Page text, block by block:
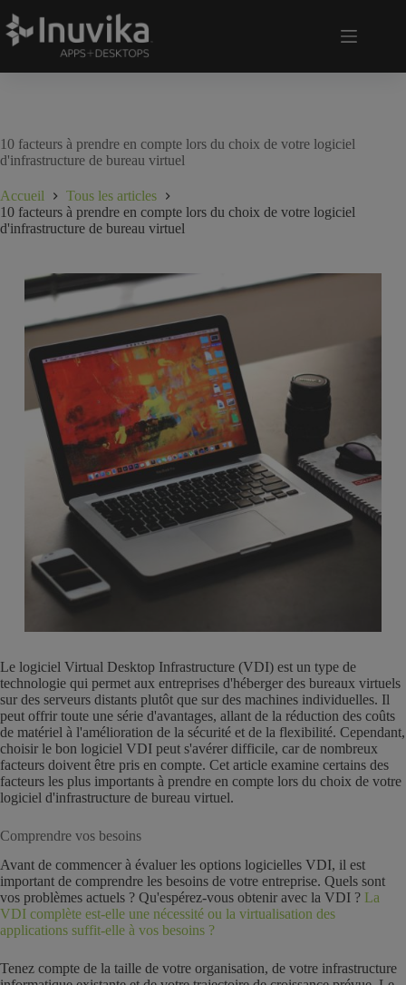
10 facteurs à prendre en compte lors du choix de votre logiciel
d'infrastructure de bureau virtuel
Accueil
Tous les articles
10 facteurs à prendre en compte lors du choix de votre logiciel
d'infrastructure de bureau virtuel
Le logiciel Virtual Desktop Infrastructure (VDI) est un type de
technologie qui permet aux entreprises d'héberger des bureaux virtuels
sur des serveurs distants plutôt que sur des machines individuelles. Il
peut offrir toute une série d'avantages, allant de la réduction des coûts
de matériel à l'amélioration de la sécurité et de la flexibilité. Cependant,
choisir le bon logiciel VDI peut s'avérer difficile, car de nombreux
facteurs doivent être pris en compte. Cet article examine certains des
facteurs les plus importants à prendre en compte lors du choix de votre
logiciel d'infrastructure de bureau virtuel.
Comprendre vos besoins
Avant de commencer à évaluer les options logicielles VDI, il est
important de comprendre les besoins de votre entreprise. Quels sont
vos problèmes actuels ? Qu'espérez-vous obtenir avec la VDI ? La
VDI complète est-elle une nécessité ou la virtualisation des
applications suffit-elle à vos besoins ?
Tenez compte de la taille de votre organisation, de votre infrastructure